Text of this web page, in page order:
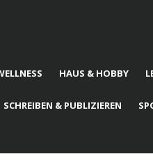
HAUS & HOBBY
SCHREIBEN & PUBLIZIEREN